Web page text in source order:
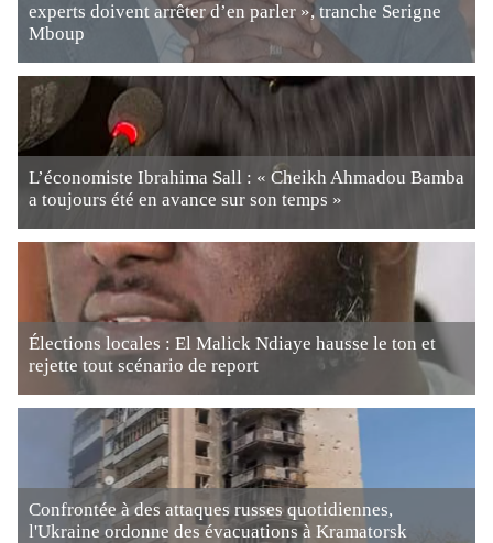
experts doivent arrêter d’en parler », tranche Serigne
Mboup
L’économiste Ibrahima Sall : « Cheikh Ahmadou Bamba
a toujours été en avance sur son temps »
Élections locales : El Malick Ndiaye hausse le ton et
rejette tout scénario de report
Confrontée à des attaques russes quotidiennes,
l'Ukraine ordonne des évacuations à Kramatorsk